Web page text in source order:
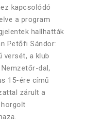
kapcsolódó
a program
hallhatták
Petőfi Sándor:
versét, a klub
dal,
15-ére című
zárult a
horgolt